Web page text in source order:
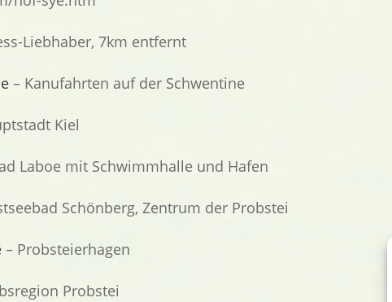
Liebhaber, 7km entfernt
– Kanufahrten auf der Schwentine
Kiel
Laboe mit Schwimmhalle und Hafen
Schönberg, Zentrum der Probstei
– Probsteierhagen
Probstei